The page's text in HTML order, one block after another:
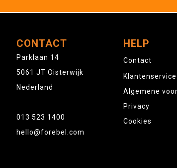
CONTACT
Parklaan 14
5061 JT Oisterwijk
Nederland
013 523 1400
hello@forebel.com
HELP
Contact
Klantenservice
Algemene
Privacy
Cookies